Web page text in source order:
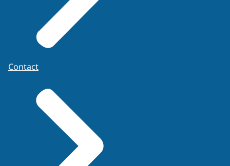
Contact